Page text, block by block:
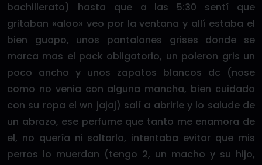
bachillerato) hasta que a las 5:30 sentí que
gritaban «aloo» veo por la ventana y allí estaba el
bien guapo, unos pantalones grises donde se
marca mas el pack obligatorio, un poleron gris un
poco ancho y unos zapatos blancos dc (nose
como no venia con alguna mancha, bien cuidado
con su ropa el wn jajaj) salí a abrirle y lo salude de
un abrazo, ese perfume que tanto me enamora de
el, no quería ni soltarlo, intentaba evitar que mis
perros lo muerdan (tengo 2, un macho y su hijo,